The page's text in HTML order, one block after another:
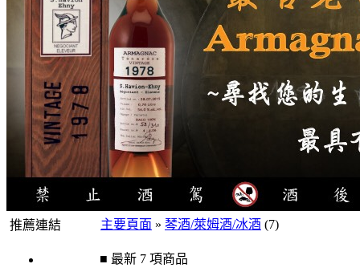
推薦連結 主要頁面 » 琴酒/萊姆酒/冰酒 (7)
■ 最新 7 項商品